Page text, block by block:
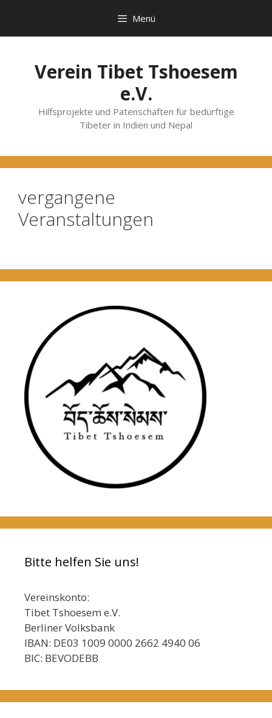
springen
Menü
Verein Tibet Tshoesem
e.V.
Hilfsprojekte und Patenschaften für bedürftige
Tibeter in Indien und Nepal
vergangene
Veranstaltungen
Bitte helfen Sie uns!
Vereinskonto:
Tibet Tshoesem e.V.
Berliner Volksbank
IBAN: DE03 1009 0000 2662 4940 06
BIC: BEVODEBB